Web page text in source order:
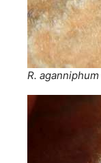
R. aganniphum